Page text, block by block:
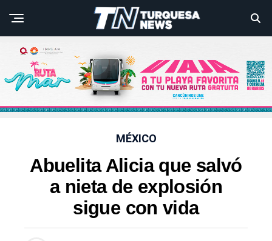
MÉXICO
Abuelita Alicia que salvó
a nieta de explosión
sigue con vida